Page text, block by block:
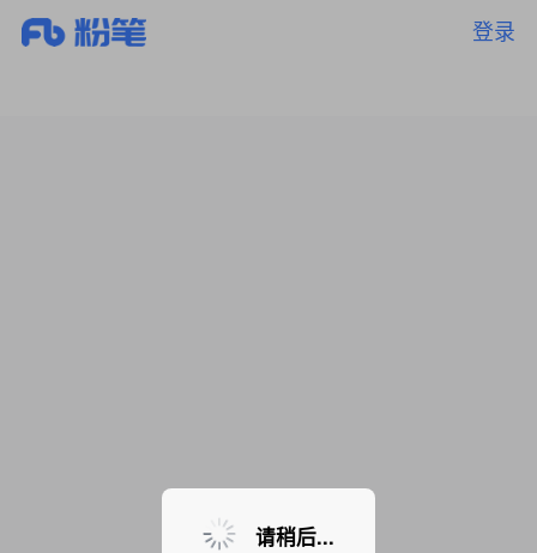
登录
暂无课程，敬请期待
请稍后...